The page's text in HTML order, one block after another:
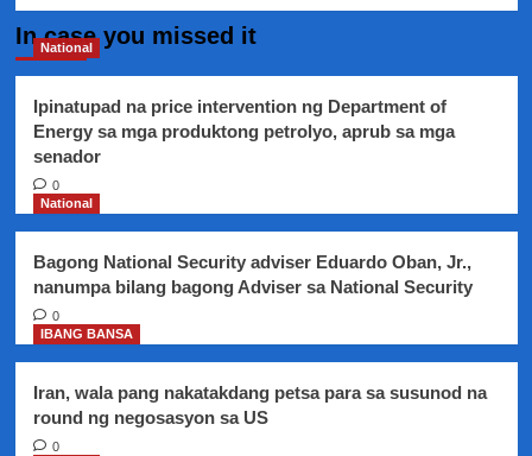
Mag-
SJDM,
Bulacan,
kanilang
bahay…
suspect
na
anak
ng
In case you missed it
National
Ipinatupad na price intervention ng Department of
Energy sa mga produktong petrolyo, aprub sa mga
senador
0
National
Bagong National Security adviser Eduardo Oban, Jr.,
nanumpa bilang bagong Adviser sa National Security
0
IBANG BANSA
Iran, wala pang nakatakdang petsa para sa susunod na
round ng negosasyon sa US
0